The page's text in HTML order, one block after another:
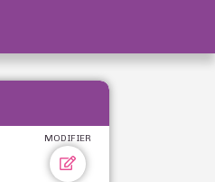
MODIFIER